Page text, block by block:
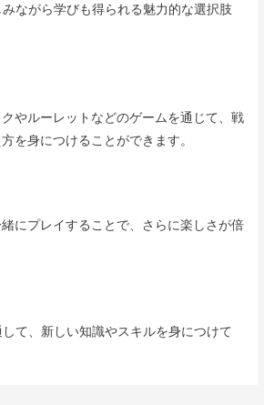
ながら学びも得られる魅力的な選択肢
やルーレットなどのゲームを通じて、戦
を身につけることができます。
にプレイすることで、さらに楽しさが倍
て、新しい知識やスキルを身につけて